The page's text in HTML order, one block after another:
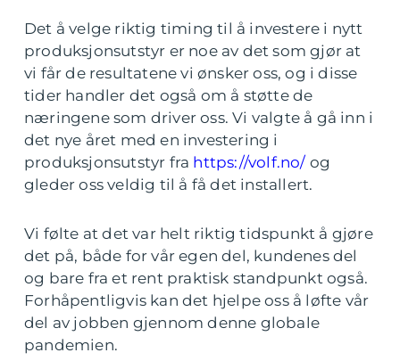
Det å velge riktig timing til å investere i nytt
produksjonsutstyr er noe av det som gjør at
vi får de resultatene vi ønsker oss, og i disse
tider handler det også om å støtte de
næringene som driver oss. Vi valgte å gå inn i
det nye året med en investering i
produksjonsutstyr fra https://volf.no/ og
gleder oss veldig til å få det installert.
Vi følte at det var helt riktig tidspunkt å gjøre
det på, både for vår egen del, kundenes del
og bare fra et rent praktisk standpunkt også.
Forhåpentligvis kan det hjelpe oss å løfte vår
del av jobben gjennom denne globale
pandemien.